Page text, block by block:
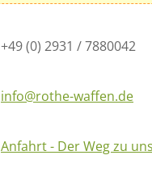
+49 (0) 2931 / 7880042
info@rothe-waffen.de
Anfahrt - Der Weg zu uns